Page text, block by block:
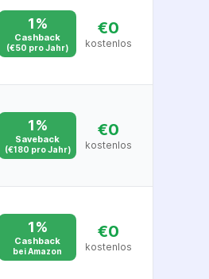
1%
Cashback
(€50 pro Jahr)
€0
kostenlos
1%
Saveback
(€180 pro Jahr)
€0
kostenlos
1%
Cashback
bei Amazon
€0
kostenlos